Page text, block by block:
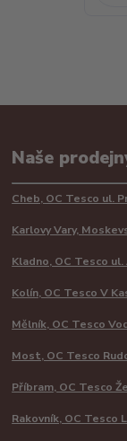
Naše
Cheb, OC Tesco ul.
Karlovy Vary,
Kladno, OC Tesco
Kolín, OC Tesco V
Mělník, OC Tesco
Most, OC Tesco
Příbram, OC Tesco
Rakovník, OC Tesco